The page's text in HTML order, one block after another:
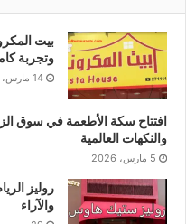
وتجربة
14 مارس، 2026
افتتاح سكة الأطعمة في سوق
والنكهات العالمية
5 مارس، 2026
والآراء